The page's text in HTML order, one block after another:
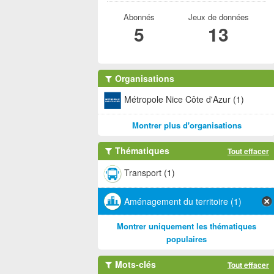
Abonnés
5
Jeux de données
13
Organisations
Métropole Nice Côte d'Azur (1)
Montrer plus d'organisations
Thématiques Tout effacer
Transport (1)
Aménagement du territoire (1)
Montrer uniquement les thématiques
populaires
Mots-clés Tout effacer